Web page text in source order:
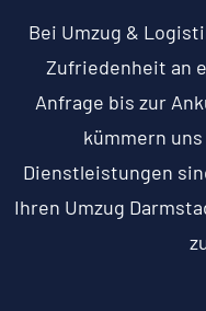
Bei Umzug &
Zufriedenheit an
Anfrage bis zur
kümmern
Dienstleistungen
Ihren Umzug